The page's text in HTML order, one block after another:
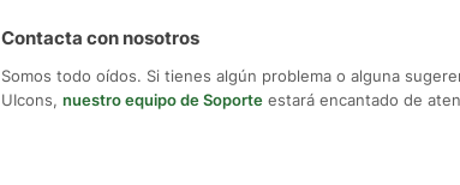
Contacta con nosotros
Somos todo oídos. Si tienes algún problema o alguna
UIcons, nuestro equipo de Soporte estará encantado de